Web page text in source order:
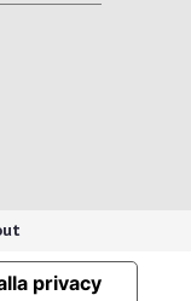
privacy